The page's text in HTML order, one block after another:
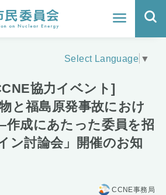
の安全性
行方と課題
Select Language ▼
協力イベント]
と福島原発事故におけ
作成にあたった委員を招
ン討論会」開催のお知
CCNE事務局